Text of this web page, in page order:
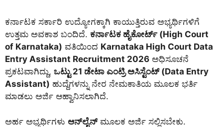
ಕರ್ನಾಟಕ ಸರ್ಕಾರಿ ಉದ್ಯೋಗಕ್ಕಾಗಿ ಕಾಯುತ್ತಿರುವ ಅಭ್ಯರ್ಥಿಗಳಿಗೆ
ಉತ್ತಮ ಅವಕಾಶ ಬಂದಿದೆ. ಕರ್ನಾಟಕ ಹೈಕೋರ್ಟ್ (High Court
of Karnataka) ವತಿಯಿಂದ Karnataka High Court Data
Entry Assistant Recruitment 2026 ಅಧಿಸೂಚನೆ
ಪ್ರಕಟವಾಗಿದ್ದು, ಒಟ್ಟು 21 ಡೇಟಾ ಎಂಟ್ರಿ ಅಸಿಸ್ಟೆಂಟ್ (Data Entry
Assistant) ಹುದ್ದೆಗಳನ್ನು ನೇರ ನೇಮಕಾತಿಯ ಮೂಲಕ ಭರ್ತಿ
ಮಾಡಲು ಅರ್ಜಿ ಆಹ್ವಾನಿಸಲಾಗಿದೆ.
ಅರ್ಹ ಅಭ್ಯರ್ಥಿಗಳು ಆನ್‌ಲೈನ್ಮೂಲಕ ಅರ್ಜಿ ಸಲ್ಲಿಸಬೇಕು.